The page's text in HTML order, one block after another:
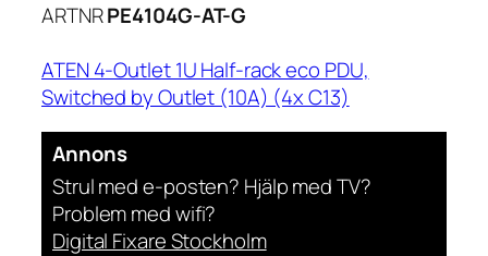
ARTNRPE4104G-AT-G
ATEN 4-Outlet 1U Half-rack eco PDU,
Switched by Outlet (10A) (4x C13)
Annons
Strul med e-posten? Hjälp med TV?
Problem med wifi?
Digital Fixare Stockholm